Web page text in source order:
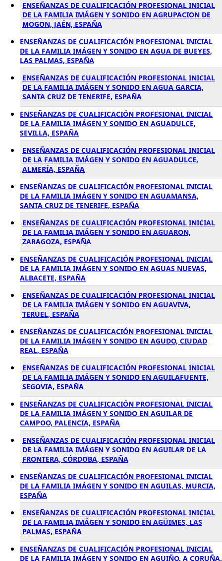
ENSEÑANZAS DE CUALIFICACIÓN PROFESIONAL INICIAL
DE LA FAMILIA IMÁGEN Y SONIDO EN AGRUPACION DE
MOGON, JAÉN, ESPAÑA
ENSEÑANZAS DE CUALIFICACIÓN PROFESIONAL INICIAL
DE LA FAMILIA IMÁGEN Y SONIDO EN AGUA DE BUEYES,
LAS PALMAS, ESPAÑA
ENSEÑANZAS DE CUALIFICACIÓN PROFESIONAL INICIAL
DE LA FAMILIA IMÁGEN Y SONIDO EN AGUA GARCIA,
SANTA CRUZ DE TENERIFE, ESPAÑA
ENSEÑANZAS DE CUALIFICACIÓN PROFESIONAL INICIAL
DE LA FAMILIA IMÁGEN Y SONIDO EN AGUADULCE,
SEVILLA, ESPAÑA
ENSEÑANZAS DE CUALIFICACIÓN PROFESIONAL INICIAL
DE LA FAMILIA IMÁGEN Y SONIDO EN AGUADULCE,
ALMERÍA, ESPAÑA
ENSEÑANZAS DE CUALIFICACIÓN PROFESIONAL INICIAL
DE LA FAMILIA IMÁGEN Y SONIDO EN AGUAMANSA,
SANTA CRUZ DE TENERIFE, ESPAÑA
ENSEÑANZAS DE CUALIFICACIÓN PROFESIONAL INICIAL
DE LA FAMILIA IMÁGEN Y SONIDO EN AGUARON,
ZARAGOZA, ESPAÑA
ENSEÑANZAS DE CUALIFICACIÓN PROFESIONAL INICIAL
DE LA FAMILIA IMÁGEN Y SONIDO EN AGUAS NUEVAS,
ALBACETE, ESPAÑA
ENSEÑANZAS DE CUALIFICACIÓN PROFESIONAL INICIAL
DE LA FAMILIA IMÁGEN Y SONIDO EN AGUAVIVA,
TERUEL, ESPAÑA
ENSEÑANZAS DE CUALIFICACIÓN PROFESIONAL INICIAL
DE LA FAMILIA IMÁGEN Y SONIDO EN AGUDO, CIUDAD
REAL, ESPAÑA
ENSEÑANZAS DE CUALIFICACIÓN PROFESIONAL INICIAL
DE LA FAMILIA IMÁGEN Y SONIDO EN AGUILAFUENTE,
SEGOVIA, ESPAÑA
ENSEÑANZAS DE CUALIFICACIÓN PROFESIONAL INICIAL
DE LA FAMILIA IMÁGEN Y SONIDO EN AGUILAR DE
CAMPOO, PALENCIA, ESPAÑA
ENSEÑANZAS DE CUALIFICACIÓN PROFESIONAL INICIAL
DE LA FAMILIA IMÁGEN Y SONIDO EN AGUILAR DE LA
FRONTERA, CÓRDOBA, ESPAÑA
ENSEÑANZAS DE CUALIFICACIÓN PROFESIONAL INICIAL
DE LA FAMILIA IMÁGEN Y SONIDO EN AGUILAS, MURCIA,
ESPAÑA
ENSEÑANZAS DE CUALIFICACIÓN PROFESIONAL INICIAL
DE LA FAMILIA IMÁGEN Y SONIDO EN AGÜIMES, LAS
PALMAS, ESPAÑA
ENSEÑANZAS DE CUALIFICACIÓN PROFESIONAL INICIAL
DE LA FAMILIA IMÁGEN Y SONIDO EN AGUIÑO, A CORUÑA,